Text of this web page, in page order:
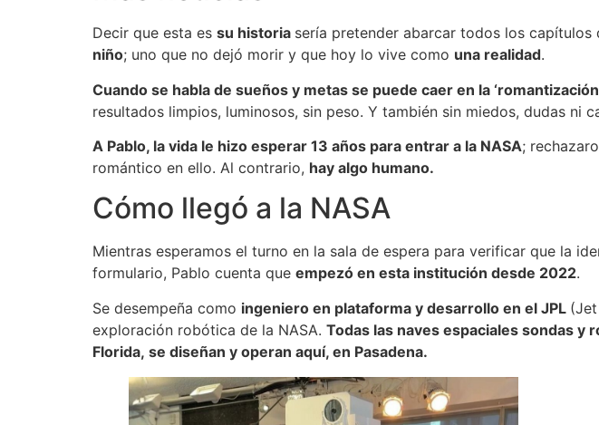
Decir que esta es su historia sería pretender abarcar todos los capítulos
niño; uno que no dejó morir y que hoy lo vive como una realidad.
Cuando se habla de sueños y metas se puede caer en la
resultados limpios, luminosos, sin peso. Y también sin miedos, dudas ni
A Pablo, la vida le hizo esperar 13 años para entrar a la NASA;
romántico en ello. Al contrario, hay algo humano.
Cómo llegó a la NASA
Mientras esperamos el turno en la sala de espera para verificar que la
formulario, Pablo cuenta que empezó en esta institución desde 2022.
Se desempeña como ingeniero en plataforma y desarrollo en el JPL
exploración robótica de la NASA. Todas las naves espaciales sondas y
Florida, se diseñan y operan aquí, en Pasadena.